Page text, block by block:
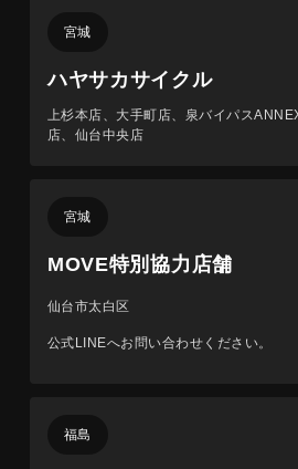
宮城
ハヤサカサイクル
上杉本店、大手町店、泉バイパス
店、仙台中央店
宮城
MOVE特別協力店舗
仙台市太白区
公式LINEへお問い合わせください。
福島